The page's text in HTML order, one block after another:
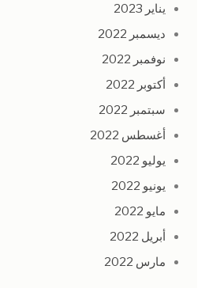
يناير 2023
ديسمبر 2022
نوفمبر 2022
أكتوبر 2022
سبتمبر 2022
أغسطس 2022
يوليو 2022
يونيو 2022
مايو 2022
أبريل 2022
مارس 2022